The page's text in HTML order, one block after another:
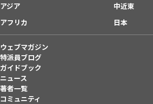
アジア
中近東
アフリカ
日本
ウェブマガジン
特派員ブログ
ガイドブック
ニュース
著者一覧
コミュニティ